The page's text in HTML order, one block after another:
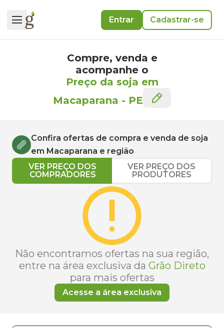
Entrar Cadastrar-se
Compre, venda e
acompanhe o
Preço da soja em
Macaparana - PE
Confira ofertas de compra e venda de soja
em Macaparana e região
VER PREÇO DOS
COMPRADORES
VER PREÇO DOS
PRODUTORES
Não encontramos ofertas na sua região,
entre na área exclusiva da Grão Direto
para mais ofertas
Acesse a área exclusiva